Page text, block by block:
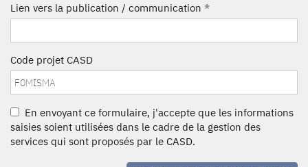
Lien vers la publication / communication *
Code projet CASD
En envoyant ce formulaire, j'accepte que les informations
saisies soient utilisées dans le cadre de la gestion des
services qui sont proposés par le CASD.